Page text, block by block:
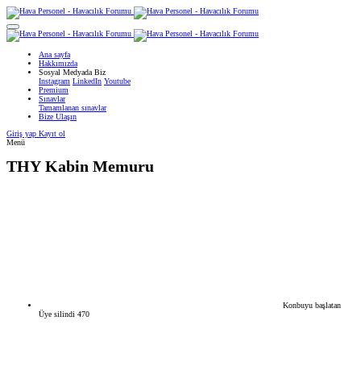
Ana sayfa
Hakkımızda
Sosyal Medyada Biz
Instagram LinkedIn Youtube
Premium
Sınavlar
Tamamlanan sınavlar
Bize Ulaşın
Giriş yap Kayıt ol
Menü
THY Kabin Memuru
Konbuyu başlatan
Üye silindi 470